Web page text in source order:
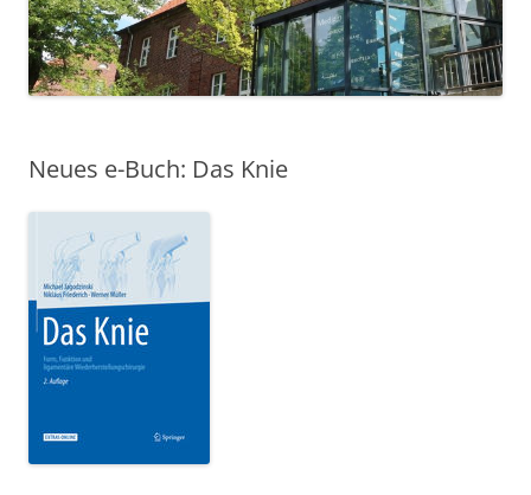
Neues e-Buch: Das Knie